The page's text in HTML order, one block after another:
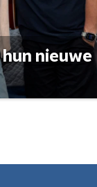
nieuwe